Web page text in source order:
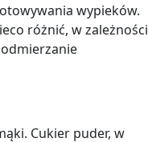
wypieków.
różnić, w zależności
Cukier puder, w